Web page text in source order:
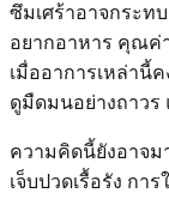
ซึมเศร้าอาจกระท
อยากอาหาร คุณค่
เมื่ออาการเหล่านี้
ดูมืดมนอย่างถาวร
ความคิดนี้ยังอาจม
เจ็บปวดเรื้อรัง กา